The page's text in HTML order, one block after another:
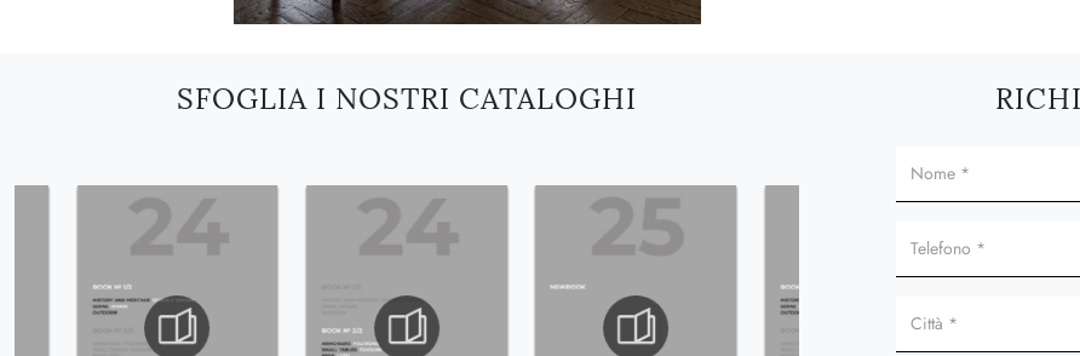
SFOGLIA I NOSTRI CATALOGHI